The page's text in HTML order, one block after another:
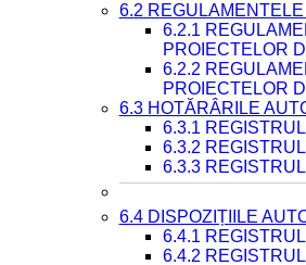
6.2
6.2.1
PROIECTELOR
6.2.2
PROIECTELOR
6.3 HOTĂRÂRILE
6.3.1
6.3.2
6.3.3
6.4 DISPOZIȚIILE
6.4.1
6.4.2